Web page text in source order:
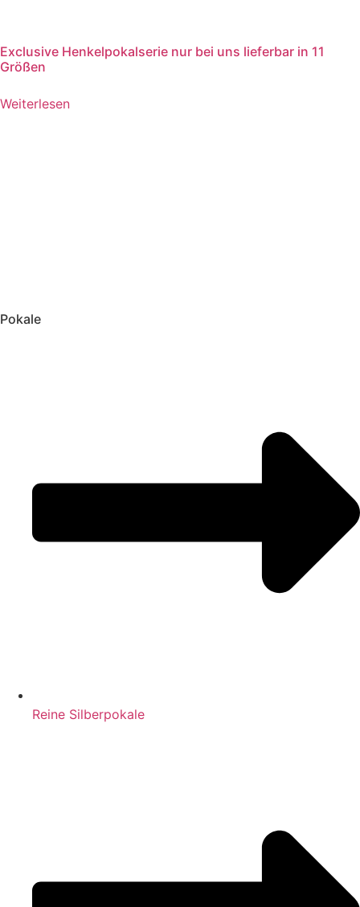
Exclusive Henkelpokalserie nur bei uns lieferbar in 11
Größen
Weiterlesen
Pokale
Reine Silberpokale